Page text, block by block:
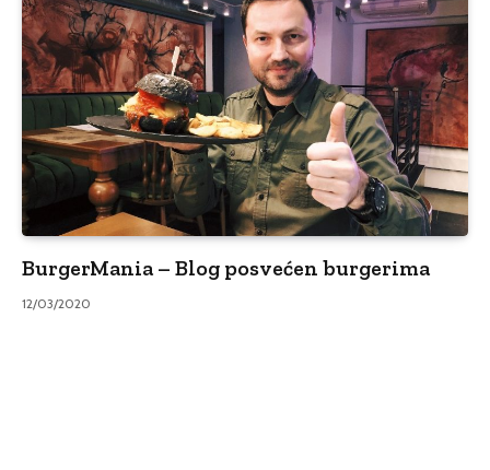
BurgerMania – Blog posvećen burgerima
12/03/2020